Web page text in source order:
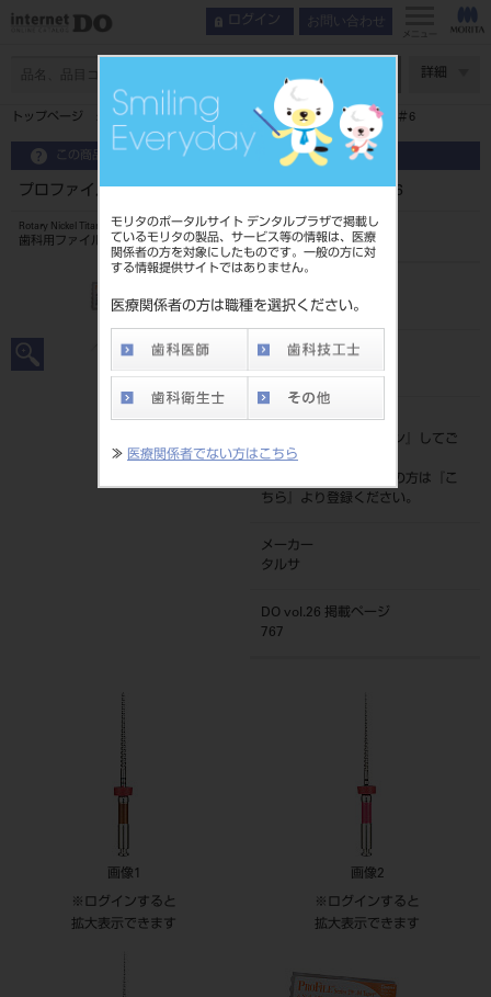
モリタのポータルサイト デンタルプラザで掲載し
ているモリタの製品、サービス等の情報は、医療
関係者の方を対象にしたものです。一般の方に対
する情報提供サイトではありません。
医療関係者の方は職種を選択ください。
≫ 医療関係者でない方はこちら
ログイン お問い合わせ
メニュー
詳細
トップページ プロファイル 04テーパー （CA用） 21mm ＃6
この商品に関するお問い合わせ
プロファイル 04テーパー （CA用） 21mm ＃6
Rotary Nickel Titanium File
歯科用ファイル（ニッケルチタン製ファイル CA用）
2064700016
JAN/EANコード
標準価格
ログイン
』してご
覧ください。
ネット会員登録がまだの方は『
こ
ちら
』より登録ください。
メーカー
タルサ
DO vol.26 掲載ページ
767
画像1
※ログインすると
拡大表示できます
画像2
※ログインすると
拡大表示できます